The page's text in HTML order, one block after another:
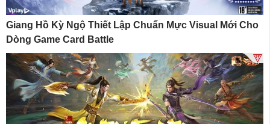
Giang Hồ Kỳ Ngộ Thiết Lập Chuẩn Mực Visual Mới Cho
Dòng Game Card Battle